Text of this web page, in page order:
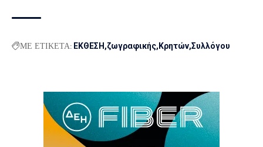
ΜΕ ΕΤΙΚΕΤΑ: ΕΚΘΕΣΗ ζωγραφικής Κρητών Συλλόγου